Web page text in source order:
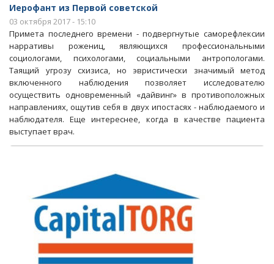
Иерофант из Первой советской
03 октября 2017 - 15:10
Примета последнего времени - подвергнутые саморефлексии
нарративы рожениц, являющихся профессиональными
социологами, психологами, социальными антропологами.
Таящий угрозу схизиса, но эвристически значимый метод
включенного наблюдения позволяет исследователю
осуществить одновременный «дайвинг» в противоположных
направлениях, ощутив себя в двух ипостасях - наблюдаемого и
наблюдателя. Еще интереснее, когда в качестве пациента
выступает врач.